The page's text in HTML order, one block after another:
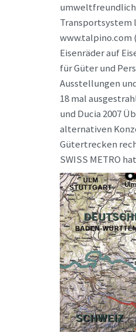
Transportsystem
www.talpino.com
Eisenräder auf
für Güter und
Ausstellungen
18 mal
und Ducia 2007
alternativen
Gütertrecken
SWISS METRO